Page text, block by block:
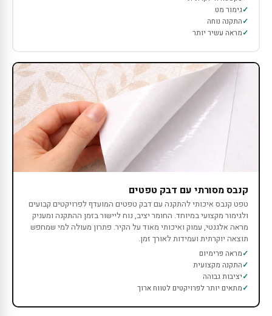
גימור מט
התקנה נוחה
מראה עשיר יותר
קנבס מסורתי עם דבק טפטים
טפט קנבס איכותי להתקנה עם דבק טפטים המועדף לפרויקטים קבועים
ולגימור מקצועי במיוחד. החומר יציב, נוח ליישור בזמן ההתקנה ומעניק
מראה אלגנטי, עמוק ואיכותי מאוד על הקיר. פתרון מעולה למי שמחפש
תוצאה יוקרתית ועמידות לאורך זמן.
מראה פרימיום
התקנה מקצועית
יציבות גבוהה
מתאים יותר לפרויקטים לטווח ארוך